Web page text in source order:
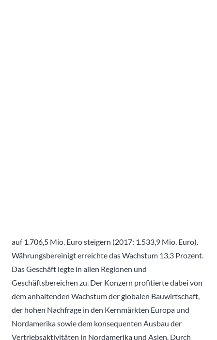
auf 1.706,5 Mio. Euro steigern (2017: 1.533,9 Mio. Euro).
Währungsbereinigt erreichte das Wachstum 13,3 Prozent.
Das Geschäft legte in allen Regionen und
Geschäftsbereichen zu. Der Konzern profitierte dabei von
dem anhaltenden Wachstum der globalen Bauwirtschaft,
der hohen Nachfrage in den Kernmärkten Europa und
Nordamerika sowie dem konsequenten Ausbau der
Vertriebsaktivitäten in Nordamerika und Asien. Durch